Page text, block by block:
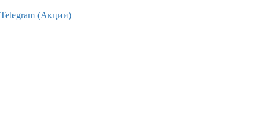
Telegram (Акции)